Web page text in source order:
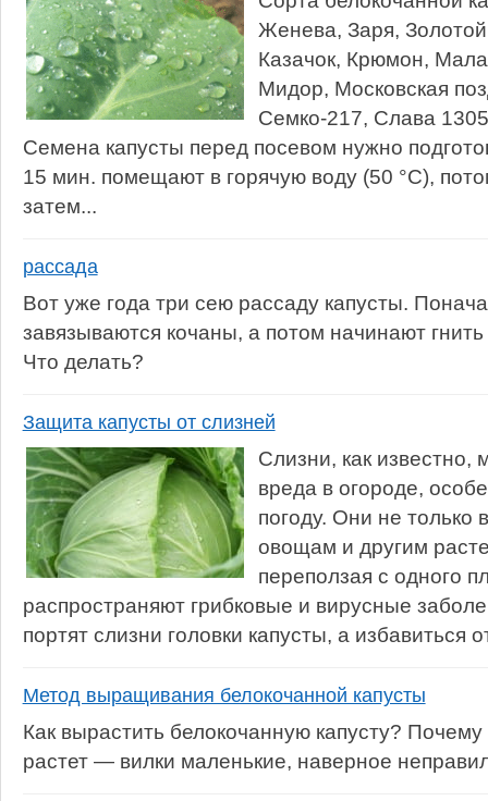
Женева, Заря,
Казачок, Крюмон,
Мидор, Московская
Семко-217, Слава
Семена капусты перед посевом нужно
15 мин. помещают в горячую воду (50 °С),
затем...
рассада
Вот уже года три сею рассаду капусты.
завязываются кочаны, а потом начинают
Что делать?
Защита капусты от слизней
Слизни, как известно,
вреда в огороде,
погоду. Они не только
овощам и другим
переползая с одного
распространяют грибковые и вирусные
портят слизни головки капусты, а избавиться
Метод выращивания белокочанной капусты
Как вырастить белокочанную капусту?
растет — вилки маленькие, наверное